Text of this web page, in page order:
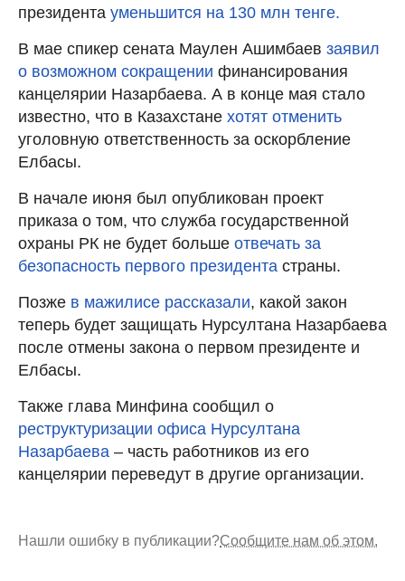
президента уменьшится на 130 млн тенге.
В мае спикер сената Маулен Ашимбаев заявил
о возможном сокращении финансирования
канцелярии Назарбаева. А в конце мая стало
известно, что в Казахстане хотят отменить
уголовную ответственность за оскорбление
Елбасы.
В начале июня был опубликован проект
приказа о том, что служба государственной
охраны РК не будет больше отвечать за
безопасность первого президента страны.
Позже в мажилисе рассказали, какой закон
теперь будет защищать Нурсултана Назарбаева
после отмены закона о первом президенте и
Елбасы.
Также глава Минфина сообщил о
реструктуризации офиса Нурсултана
Назарбаева – часть работников из его
канцелярии переведут в другие организации.
Нашли ошибку в публикации?Сообщите нам об этом.